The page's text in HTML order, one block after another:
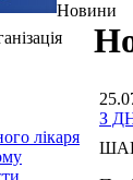
Новини
лікаря
З